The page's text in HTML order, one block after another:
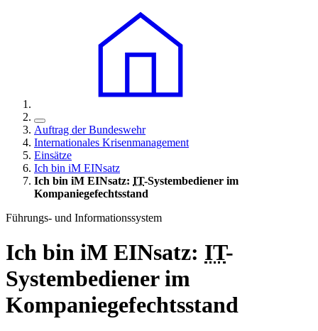
Auftrag der Bundeswehr
Internationales Krisenmanagement
Einsätze
Ich bin iM EINsatz
Ich bin iM EINsatz: IT-Systembediener im
Kompaniegefechtsstand
Führungs- und Informationssystem
Ich bin iM EINsatz: IT-
Systembediener im
Kompaniegefechtsstand